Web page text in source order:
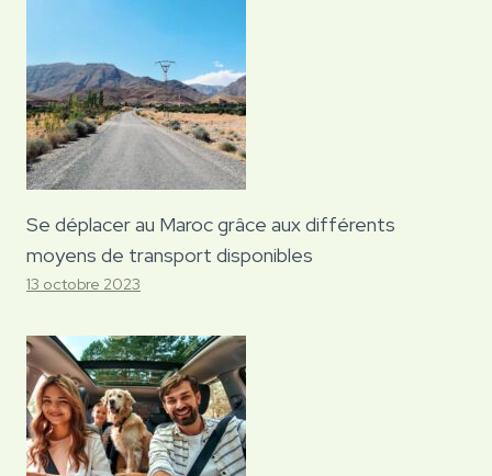
Se déplacer au Maroc grâce aux différents
moyens de transport disponibles
13 octobre 2023